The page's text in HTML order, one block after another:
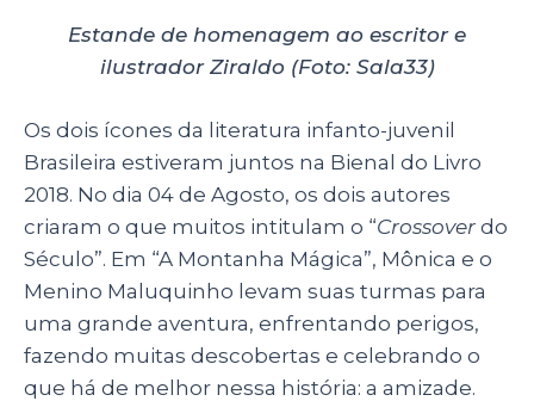
Estande de homenagem ao escritor e
ilustrador Ziraldo (Foto: Sala33)
Os dois ícones da literatura infanto-juvenil
Brasileira estiveram juntos na Bienal do Livro
2018. No dia 04 de Agosto, os dois autores
criaram o que muitos intitulam o “Crossover do
Século”. Em “A Montanha Mágica”, Mônica e o
Menino Maluquinho levam suas turmas para
uma grande aventura, enfrentando perigos,
fazendo muitas descobertas e celebrando o
que há de melhor nessa história: a amizade.